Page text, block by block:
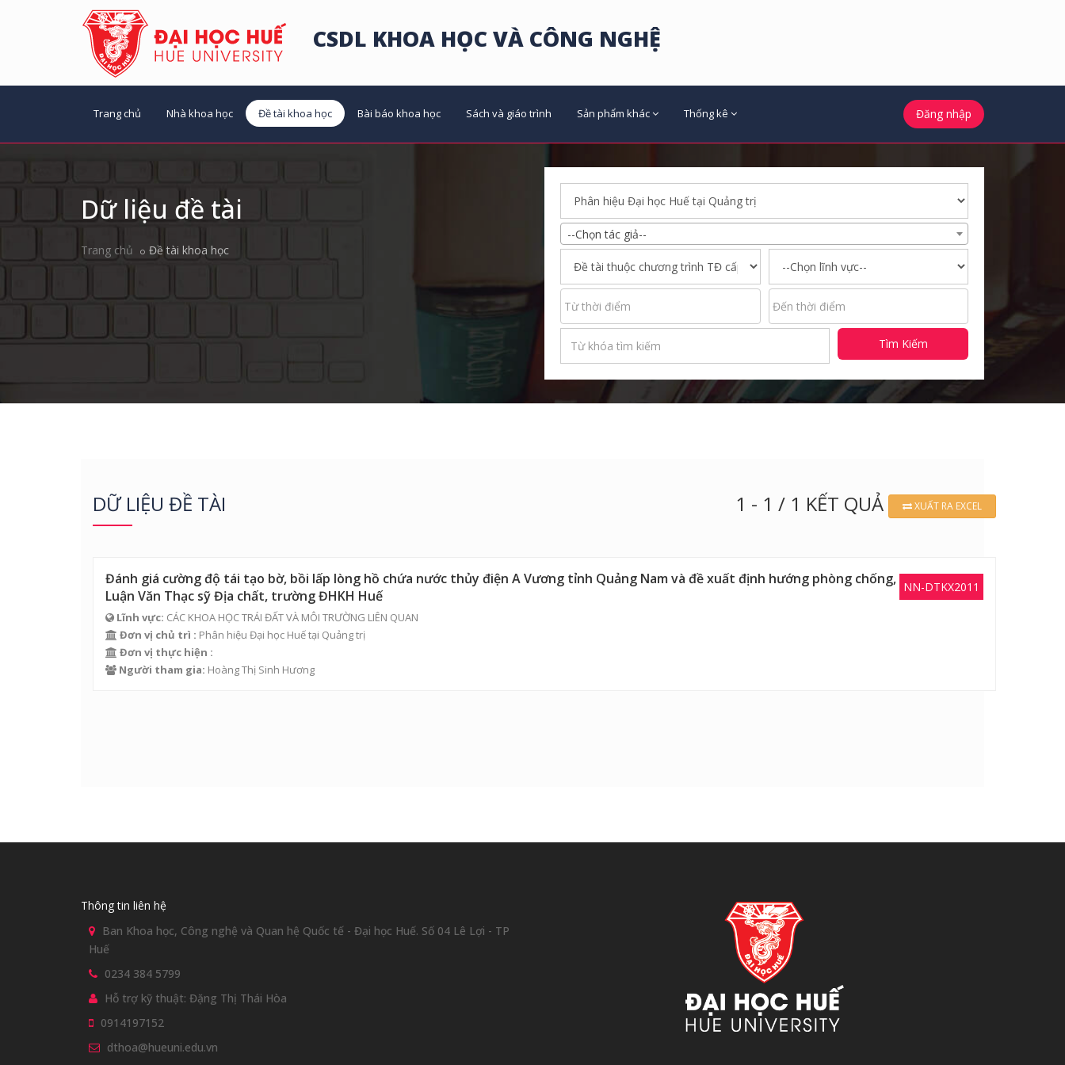
CSDL KHOA HỌC VÀ CÔNG NGHỆ
Trang chủ Nhà khoa học Đề tài khoa học Bài báo khoa học Sách và giáo trình Sản phẩm khác Thống kê Đăng nhập
Dữ liệu đề tài
Trang chủ Đề tài khoa học
--Chọn tác giả--
Tìm Kiếm
DỮ LIỆU ĐỀ TÀI 1 - 1 / 1 KẾT QUẢ XUẤT RA EXCEL
NN-DTKX2011
Đánh giá cường độ tái tạo bờ, bồi lấp lòng hồ chứa nước thủy điện A Vương tỉnh Quảng Nam và đề xuất định hướng phòng chống,
Luận Văn Thạc sỹ Địa chất, trường ĐHKH Huế
Lĩnh vực: CÁC KHOA HỌC TRÁI ĐẤT VÀ MÔI TRƯỜNG LIÊN QUAN
Đơn vị chủ trì : Phân hiệu Đại học Huế tại Quảng trị
Đơn vị thực hiện :
Người tham gia: Hoàng Thị Sinh Hương
Thông tin liên hệ
Ban Khoa học, Công nghệ và Quan hệ Quốc tế - Đại học Huế. Số 04 Lê Lợi - TP
Huế
0234 384 5799
Hỗ trợ kỹ thuật: Đặng Thị Thái Hòa
0914197152
dthoa@hueuni.edu.vn